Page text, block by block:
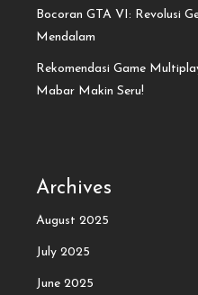
Bocoran GTA VI: Revolusi
Mendalam
Rekomendasi Game
Mabar Makin Seru!
Archives
August 2025
July 2025
June 2025